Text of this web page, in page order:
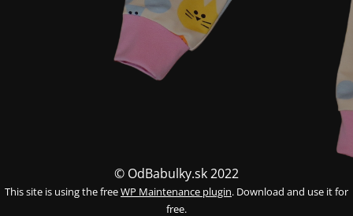
© OdBabulky.sk 2022
This site is using the freeWP Maintenance plugin. Download and use it for
free.